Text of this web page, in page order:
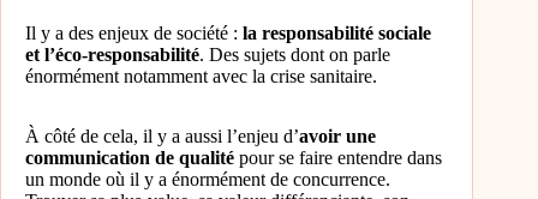
Il y a des enjeux de société : la responsabilité sociale
et l’éco-responsabilité. Des sujets dont on parle
énormément notamment avec la crise sanitaire.
À côté de cela, il y a aussi l’enjeu d’avoir une
communication de qualité pour se faire entendre dans
un monde où il y a énormément de concurrence.